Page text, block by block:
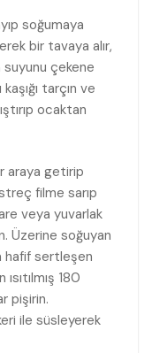
soğumaya
bir tavaya alır,
suyunu çekene
tarçın ve
ocaktan
araya getirip
filme sarıp
veya yuvarlak
Üzerine soğuyan
hafif sertleşen
180
pişirin.
ile süsleyerek